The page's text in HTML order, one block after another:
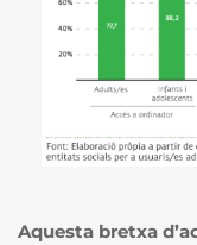
Aquesta bretxa